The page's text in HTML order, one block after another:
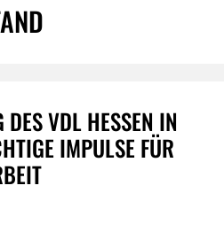
VDL HESSEN IN
IMPULSE FÜR